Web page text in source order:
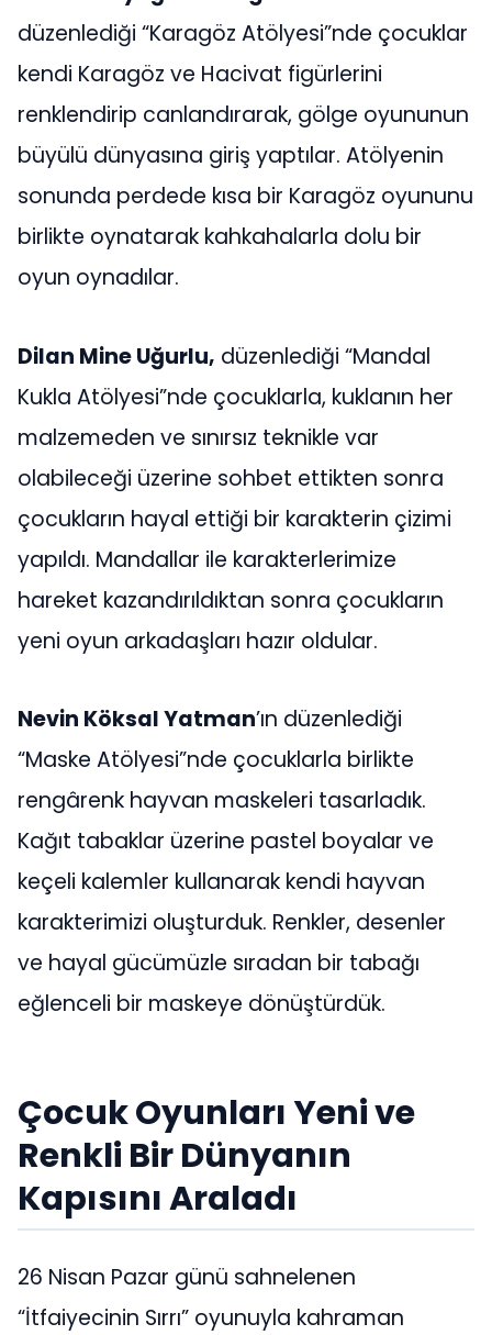
düzenlediği “Karagöz Atölyesi”nde çocuklar
kendi Karagöz ve Hacivat figürlerini
renklendirip canlandırarak, gölge oyununun
büyülü dünyasına giriş yaptılar. Atölyenin
sonunda perdede kısa bir Karagöz oyununu
birlikte oynatarak kahkahalarla dolu bir
oyun oynadılar.
Dilan Mine Uğurlu, düzenlediği “Mandal
Kukla Atölyesi”nde çocuklarla, kuklanın her
malzemeden ve sınırsız teknikle var
olabileceği üzerine sohbet ettikten sonra
çocukların hayal ettiği bir karakterin çizimi
yapıldı. Mandallar ile karakterlerimize
hareket kazandırıldıktan sonra çocukların
yeni oyun arkadaşları hazır oldular.
Nevin Köksal Yatman’ın düzenlediği
“Maske Atölyesi”nde çocuklarla birlikte
rengârenk hayvan maskeleri tasarladık.
Kağıt tabaklar üzerine pastel boyalar ve
keçeli kalemler kullanarak kendi hayvan
karakterimizi oluşturduk. Renkler, desenler
ve hayal gücümüzle sıradan bir tabağı
eğlenceli bir maskeye dönüştürdük.
Çocuk Oyunları Yeni ve
Renkli Bir Dünyanın
Kapısını Araladı
26 Nisan Pazar günü sahnelenen
“İtfaiyecinin Sırrı” oyunuyla kahraman